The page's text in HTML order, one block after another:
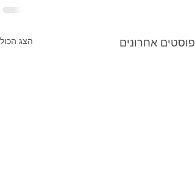
פוסטים אחרונים הצג הכול